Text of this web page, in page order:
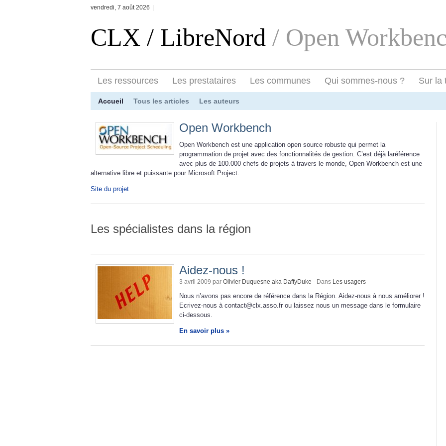
vendredi, 7 août 2026
CLX / LibreNord / Open
Les ressources Les prestataires Les communes Qui sommes-nous ? Sur la
Accueil Tous les articles Les auteurs
Open Workbench
Open Workbench est une application open source robuste qui permet la
programmation de projet avec des fonctionnalités de gestion. C’est déjà laréférence
avec plus de 100.000 chefs de projets à travers le monde, Open Workbench est une
alternative libre et puissante pour Microsoft Project.
Site du projet
Les spécialistes dans la région
Aidez-nous !
3 avril 2009 par Olivier Duquesne aka DaffyDuke - Dans Les usagers
Nous n’avons pas encore de référence dans la Région. Aidez-nous à nous améliorer !
Ecrivez-nous à contact@clx.asso.fr ou laissez nous un message dans le formulaire
ci-dessous.
En savoir plus »